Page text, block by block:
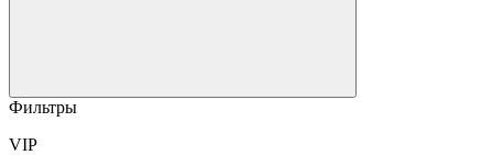
Фильтры
VIP